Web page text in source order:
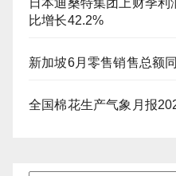
日本迪桑特集团上财季利
比增长42.2%
新加坡6月零售销售总额
全国棉花生产气象月报